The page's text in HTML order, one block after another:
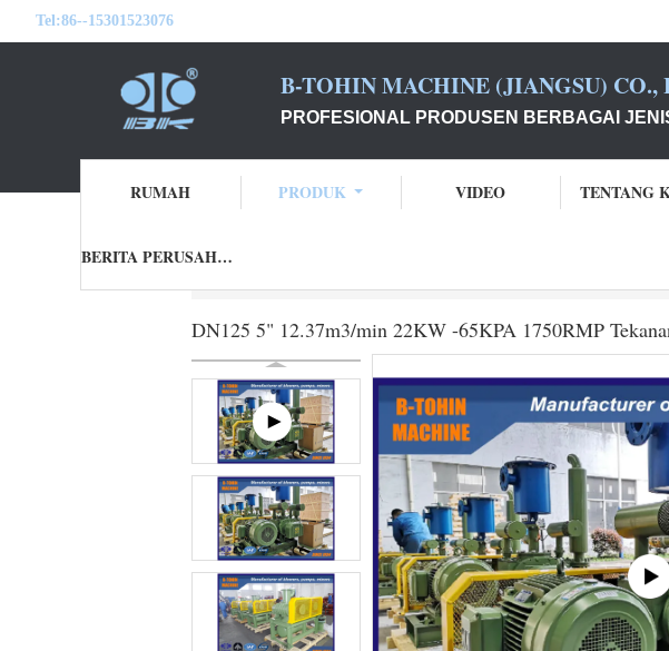
Tel:86--15301523076
B-TOHIN MACHINE (JIANGSU) CO.,
PROFESIONAL PRODUSEN BERBAGAI
RUMAH PRODUK VIDEO TENTANG
BERITA PERUSAHAAN
DN125 5" 12.37m3/min 22KW -65KPA 1750RMP